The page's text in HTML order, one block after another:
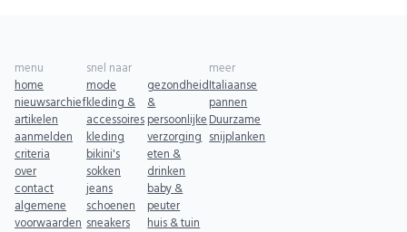
menu
home
nieuwsarchief
artikelen
aanmelden
criteria
over
contact
algemene
voorwaarden
snel naar
mode
kleding &
accessoires
kleding
bikini's
sokken
jeans
schoenen
sneakers
gezondheid
&
persoonlijke
verzorging
eten &
drinken
baby &
peuter
huis & tuin
meer
Italiaanse
pannen
Duurzame
snijplanken